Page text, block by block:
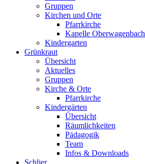
Gruppen
Kirchen und Orte
Pfarrkirche
Kapelle Oberwagenbach
Kindergarten
Grünkraut
Übersicht
Aktuelles
Gruppen
Kirche & Orte
Pfarrkirche
Kindergärten
Übersicht
Räumlichkeiten
Pädagogik
Team
Infos & Downloads
Schlier